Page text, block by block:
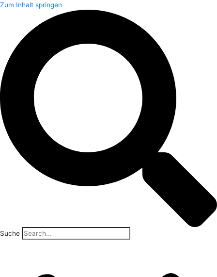
Zum Inhalt springen
Suche